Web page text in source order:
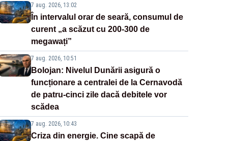
7 aug. 2026, 13:02
În intervalul orar de seară, consumul de
curent „a scăzut cu 200-300 de
megawați”
7 aug. 2026, 10:51
Bolojan: Nivelul Dunării asigură o
funcționare a centralei de la Cernavodă
de patru-cinci zile dacă debitele vor
scădea
7 aug. 2026, 10:43
Criza din energie. Cine scapă de